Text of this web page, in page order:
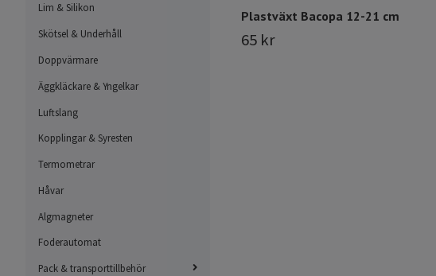
Lim & Silikon
Skötsel & Underhåll
Doppvärmare
Äggkläckare & Yngelkar
Luftslang
Kopplingar & Syresten
Termometrar
Håvar
Algmagneter
Foderautomat
Pack & transporttillbehör
Plastväxt Bacopa 12-21 cm
65 kr